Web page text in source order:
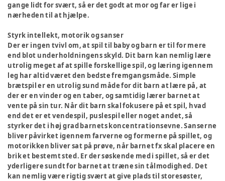
gange lidt for svært, så er det godt at mor og far er lige i
nærheden til at hjælpe.
Styrk intellekt, motorik og sanser
Der er ingen tvivl om, at spil til baby og barn er til for mere
end blot underholdningens skyld. Dit barn kan nemlig lære
utrolig meget af at spille forskellige spil, og læring igennem
leg har altid været den bedste fremgangsmåde. Simple
brætspil er en utrolig sund måde for dit barn at lære på, at
der er en vinder og en taber, og samtidig lærer barnet at
vente på sin tur. Når dit barn skal fokusere på et spil, hvad
end det er et vendespil, puslespil eller noget andet, så
styrker det i høj grad barnets koncentrationsevne. Sanserne
bliver påvirket igennem farverne og formerne på spillet, og
motorikken bliver sat på prøve, når barnet fx skal placere en
brik et bestemt sted. Er der søskende med i spillet, så er det
yderligere sundt for barnet at træne sin tålmodighed. Det
kan nemlig være rigtig svært at give plads til storesøster,